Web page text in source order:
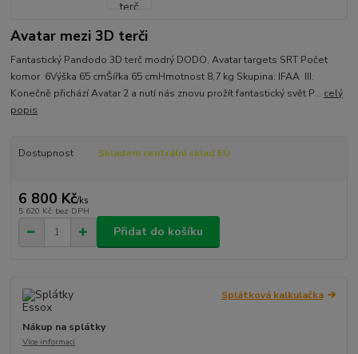
Avatar mezi 3D terči
Fantastický Pandodo 3D terč modrý DODO, Avatar targets SRT Počet
komor 6Výška 65 cmŠířka 65 cmHmotnost 8,7 kg Skupina: IFAA III.
Konečně přichází Avatar 2 a nutí nás znovu prožít fantastický svět P... celý
popis
Dostupnost Skladem centrální sklad EU
6 800 Kč/ks
5 620 Kč bez DPH
Přidat do košíku
Splátková kalkulačka
Nákup na splátky
Více informací